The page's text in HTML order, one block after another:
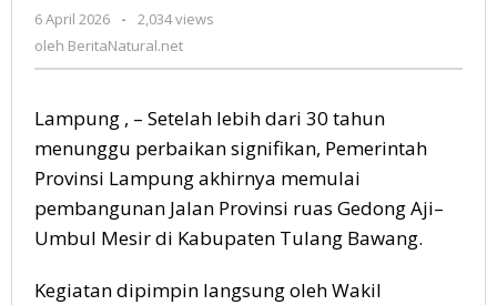
Nurlela
6 April 2026
oleh
BeritaNatural.net
-
2,034 views
oleh BeritaNatural.net
Lampung , – Setelah lebih dari 30 tahun
menunggu perbaikan signifikan, Pemerintah
Provinsi Lampung akhirnya memulai
pembangunan Jalan Provinsi ruas Gedong Aji–
Umbul Mesir di Kabupaten Tulang Bawang.
Kegiatan dipimpin langsung oleh Wakil